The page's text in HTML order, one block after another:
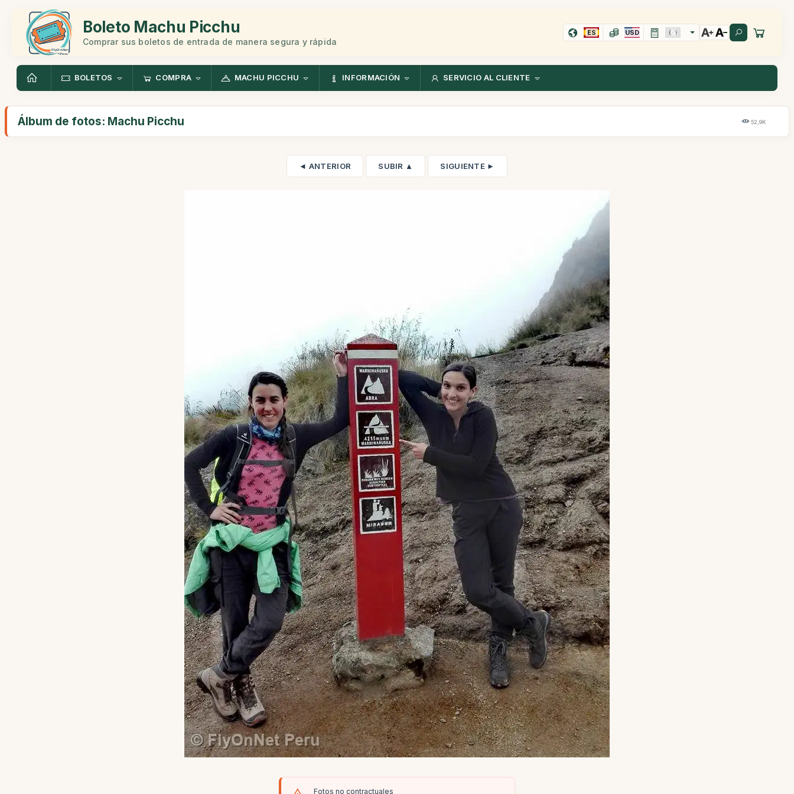
Boleto Machu Picchu
Comprar sus boletos de entrada de manera segura y rápida
ES USD
BOLETOS COMPRA MACHU PICCHU INFORMACIÓN SERVICIO AL CLIENTE
Álbum de fotos: Machu Picchu 52,9K
◄ ANTERIOR SUBIR ▲ SIGUIENTE ►
Fotos no contractuales